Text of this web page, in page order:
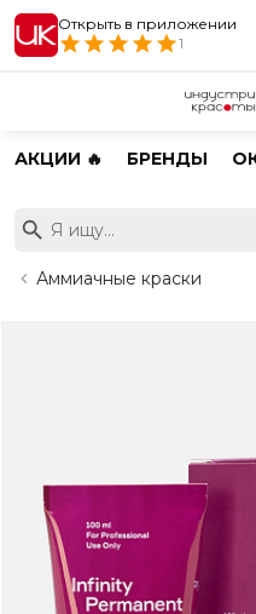
Открыть в приложении
1
АКЦИИ 🔥 БРЕНДЫ
Аммиачные краски